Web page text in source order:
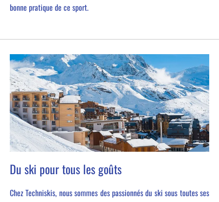
bonne pratique de ce sport.
Du ski pour tous les goûts
Chez Techniskis, nous sommes des passionnés du ski sous toutes ses